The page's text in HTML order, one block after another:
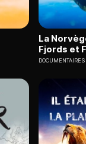
La
Fjords et
DOCUMENTAIRES